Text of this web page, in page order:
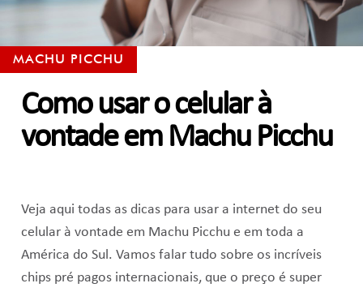
MACHU PICCHU
Como usar o celular à
vontade em Machu Picchu
Veja aqui todas as dicas para usar a internet do seu
celular à vontade em Machu Picchu e em toda a
América do Sul. Vamos falar tudo sobre os incríveis
chips pré pagos internacionais, que o preço é super